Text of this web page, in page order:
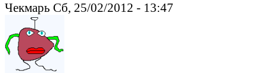
Чекмарь Сб, 25/02/2012 - 13:47